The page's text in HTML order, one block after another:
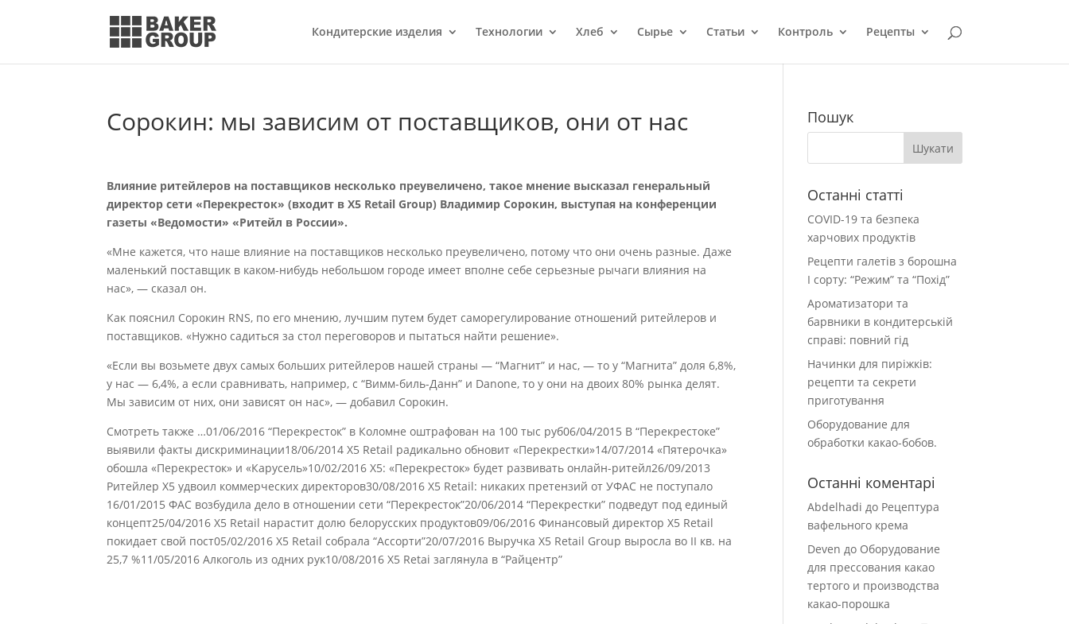
Кондитерcкие изделия Технологии Хлеб Сырье Статьи Контроль Рецепты
Сорокин: мы зависим от поставщиков, они от нас
Влияние ритейлеров на поставщиков несколько преувеличено, такое мнение высказал генеральный
директор сети «Перекресток» (входит в X5 Retail Group) Владимир Сорокин, выступая на конференции
газеты «Ведомости» «Ритейл в России».
«Мне кажется, что наше влияние на поставщиков несколько преувеличено, потому что они очень разные. Даже
маленький поставщик в каком-нибудь небольшом городе имеет вполне себе серьезные рычаги влияния на
нас», — сказал он.
Как пояснил Сорокин RNS, по его мнению, лучшим путем будет саморегулирование отношений ритейлеров и
поставщиков. «Нужно садиться за стол переговоров и пытаться найти решение».
«Если вы возьмете двух самых больших ритейлеров нашей страны — “Магнит” и нас, — то у “Магнита” доля 6,8%,
у нас — 6,4%, а если сравнивать, например, с “Вимм-биль-Данн” и Danone, то у они на двоих 80% рынка делят.
Мы зависим от них, они зависят он нас», — добавил Сорокин.
Смотреть также …01/06/2016 “Перекресток” в Коломне оштрафован на 100 тыс руб06/04/2015 В “Перекрестоке”
выявили факты дискриминации18/06/2014 Х5 Retail радикально обновит «Перекрестки»14/07/2014 «Пятерочка»
обошла «Перекресток» и «Карусель»10/02/2016 Х5: «Перекресток» будет развивать онлайн-ритейл26/09/2013
Ритейлер X5 удвоил коммерческих директоров30/08/2016 X5 Retail: никаких претензий от УФАС не поступало
16/01/2015 ФАС возбудила дело в отношении сети “Перекресток”20/06/2014 “Перекрестки” подведут под единый
концепт25/04/2016 X5 Retail нарастит долю белорусских продуктов09/06/2016 Финансовый директор Х5 Retail
покидает свой пост05/02/2016 X5 Retail собрала “Ассорти”20/07/2016 Выручка X5 Retail Group выросла во II кв. на
25,7 %11/05/2016 Алкоголь из одних рук10/08/2016 Х5 Retai заглянула в “Райцентр”
Пошук
Останні статті
COVID-19 та безпека
харчових продуктів
Рецепти галетів з борошна
І сорту: “Режим” та “Похід”
Ароматизатори та
барвники в кондитерській
справі: повний гід
Начинки для пиріжків:
рецепти та секрети
приготування
Оборудование для
обработки какао-бобов.
Останні коментарі
Abdelhadi до Рецептура
вафельного крема
Deven до Оборудование
для прессования какао
тертого и производства
какао-порошка